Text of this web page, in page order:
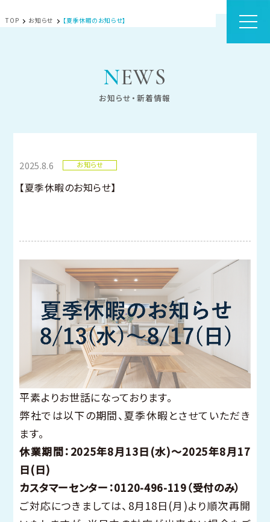
NEWS
お知らせ・新着情報
TOP お知らせ 【夏季休暇のお知らせ】
2025.8.6 お知らせ
【夏季休暇のお知らせ】
平素よりお世話になっております。
弊社では以下の期間、夏季休暇とさせていただき
ます。
休業期間：2025年8月13日(水)～2025年8月17
日(日)
カスタマーセンター：0120-496-119（受付のみ）
ご対応につきましては、8月18日(月)より順次再開